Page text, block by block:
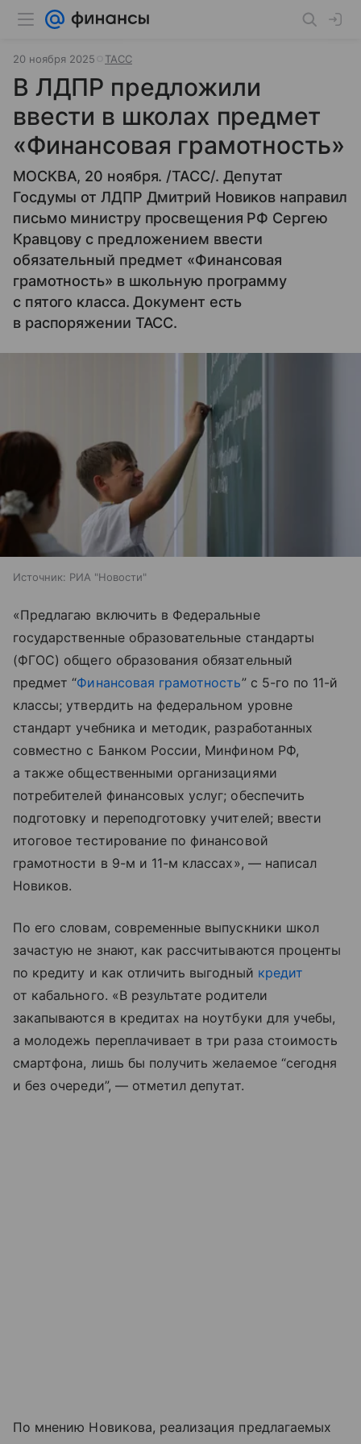
20 ноября 2025 ТАСС
В ЛДПР предложили
ввести в школах предмет
«Финансовая грамотность»
МОСКВА, 20 ноября. /ТАСС/. Депутат
Госдумы от ЛДПР Дмитрий Новиков направил
письмо министру просвещения РФ Сергею
Кравцову с предложением ввести
обязательный предмет «Финансовая
грамотность» в школьную программу
с пятого класса. Документ есть
в распоряжении ТАСС.
Источник: РИА "Новости"
«Предлагаю включить в Федеральные
государственные образовательные стандарты
(ФГОС) общего образования обязательный
предмет “Финансовая грамотность” с 5-го по 11-й
классы; утвердить на федеральном уровне
стандарт учебника и методик, разработанных
совместно с Банком России, Минфином РФ,
а также общественными организациями
потребителей финансовых услуг; обеспечить
подготовку и переподготовку учителей; ввести
итоговое тестирование по финансовой
грамотности в 9-м и 11-м классах», — написал
Новиков.
По его словам, современные выпускники школ
зачастую не знают, как рассчитываются проценты
по кредиту и как отличить выгодный кредит
от кабального. «В результате родители
закапываются в кредитах на ноутбуки для учебы,
а молодежь переплачивает в три раза стоимость
смартфона, лишь бы получить желаемое “сегодня
и без очереди”, — отметил депутат.
По мнению Новикова, реализация предлагаемых